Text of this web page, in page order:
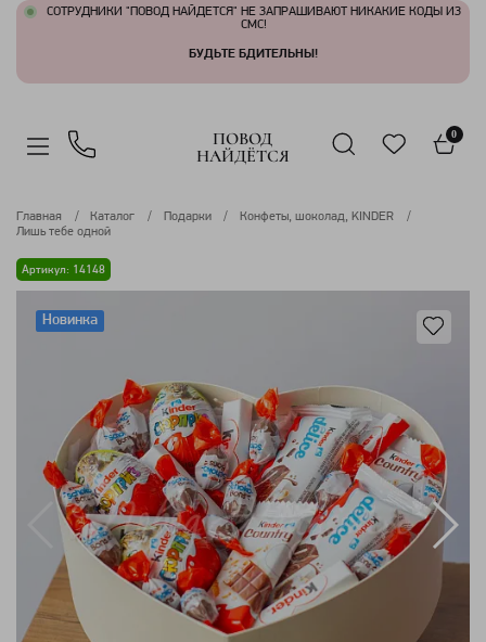
СОТРУДНИКИ "ПОВОД НАЙДЕТСЯ" НЕ ЗАПРАШИВАЮТ НИКАКИЕ КОДЫ ИЗ
СМС!
БУДЬТЕ БДИТЕЛЬНЫ!
ПОВОД
НАЙДЁТСЯ
0
Главная Каталог Подарки
Конфеты, шоколад, KINDER
Лишь тебе одной
Артикул: 14148
Новинка